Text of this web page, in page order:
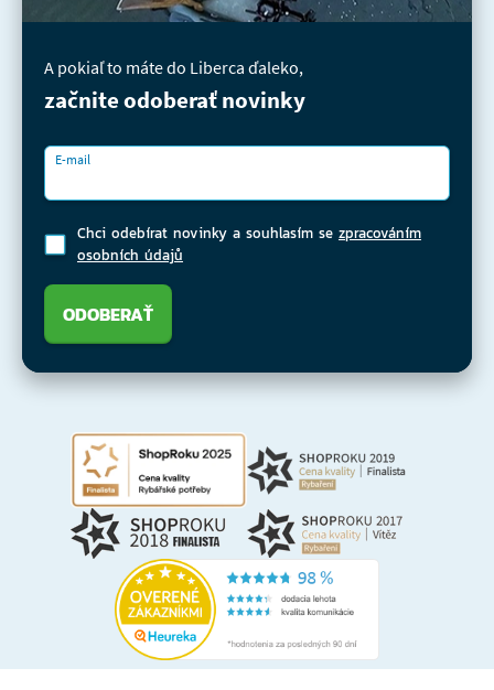
A pokiaľ to máte do Liberca ďaleko,
začnite odoberať novinky
E-mail
Chci odebírat novinky a souhlasím se zpracováním
osobních údajů
ODOBERAŤ